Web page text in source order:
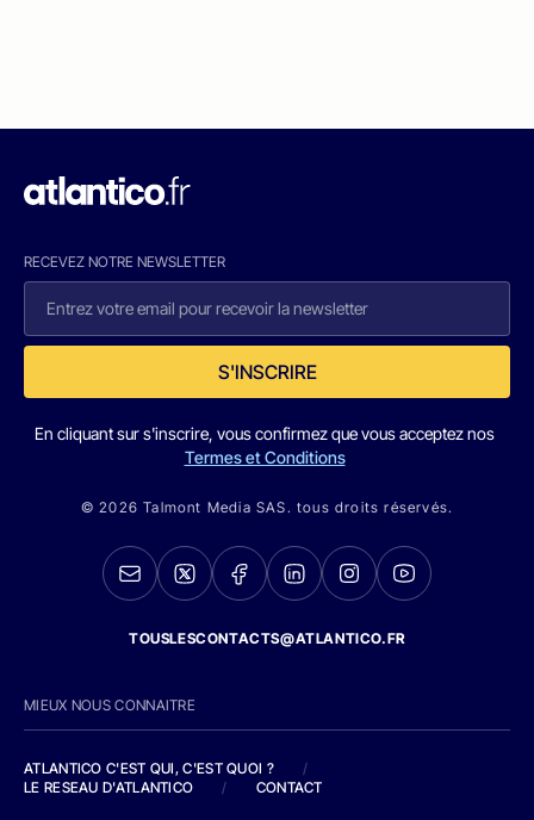
RECEVEZ NOTRE NEWSLETTER
S'INSCRIRE
En cliquant sur s'inscrire, vous confirmez que vous acceptez nos
Termes et Conditions
© 2026 Talmont Media SAS. tous droits réservés.
TOUSLESCONTACTS@ATLANTICO.FR
MIEUX NOUS CONNAITRE
ATLANTICO C'EST QUI, C'EST QUOI ?
/
LE RESEAU D'ATLANTICO
/ CONTACT